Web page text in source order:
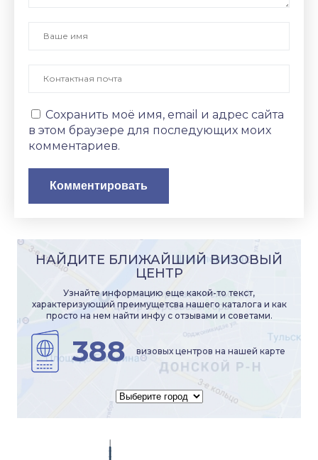
Сохранить моё имя, email и адрес сайта
в этом браузере для последующих моих
комментариев.
НАЙДИТЕ БЛИЖАЙШИЙ ВИЗОВЫЙ
ЦЕНТР
Узнайте информацию еще какой-то текст,
характеризующий преимущетсва нашего каталога и как
просто на нем найти инфу с отзывами и советами.
388 визовых центров на нашей карте